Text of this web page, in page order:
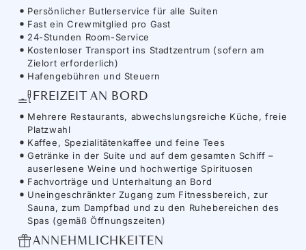
Persönlicher Butlerservice für alle Suiten
Fast ein Crewmitglied pro Gast
24-Stunden Room-Service
Kostenloser Transport ins Stadtzentrum (sofern am
Zielort erforderlich)
Hafengebühren und Steuern
FREIZEIT AN BORD
Mehrere Restaurants, abwechslungsreiche Küche, freie
Platzwahl
Kaffee, Spezialitätenkaffee und feine Tees
Getränke in der Suite und auf dem gesamten Schiff –
auserlesene Weine und hochwertige Spirituosen
Fachvorträge und Unterhaltung an Bord
Uneingeschränkter Zugang zum Fitnessbereich, zur
Sauna, zum Dampfbad und zu den Ruhebereichen des
Spas (gemäß Öffnungszeiten)
ANNEHMLICHKEITEN